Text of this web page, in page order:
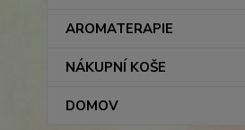
AROMATERAPIE
NÁKUPNÍ KOŠE
DOMOV